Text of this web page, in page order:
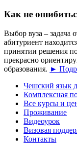
Как не
Выбор вуза – задача
абитуриент
принятии решения
прекрасно
образования. ►
Чешский язык
Комплексная
Все курсы и
Проживание
Видеоурок
Визовая
Контакты